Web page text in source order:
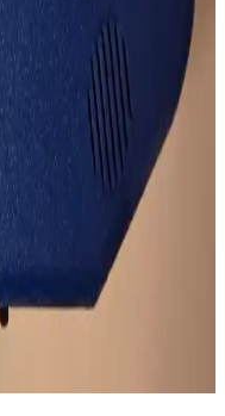
rehberlik sağlanıyor.
ve
ve hareket özgürlüğü
Farklı modeller ve fiyat
uygun çözümler mevcut.
Tasarımı ve Teknik
ve özgün PCB